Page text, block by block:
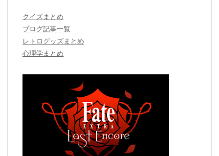
クイズまとめ
ブログ記事一覧
レトログッズまとめ
心理学まとめ